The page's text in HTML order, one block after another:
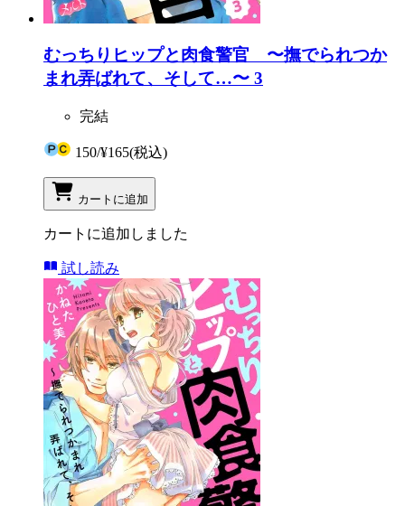
むっちりヒップと肉食警官 〜撫でられつか
まれ弄ばれて、そして…〜 3
完結
150/¥165(税込)
カートに追加
カートに追加しました
試し読み